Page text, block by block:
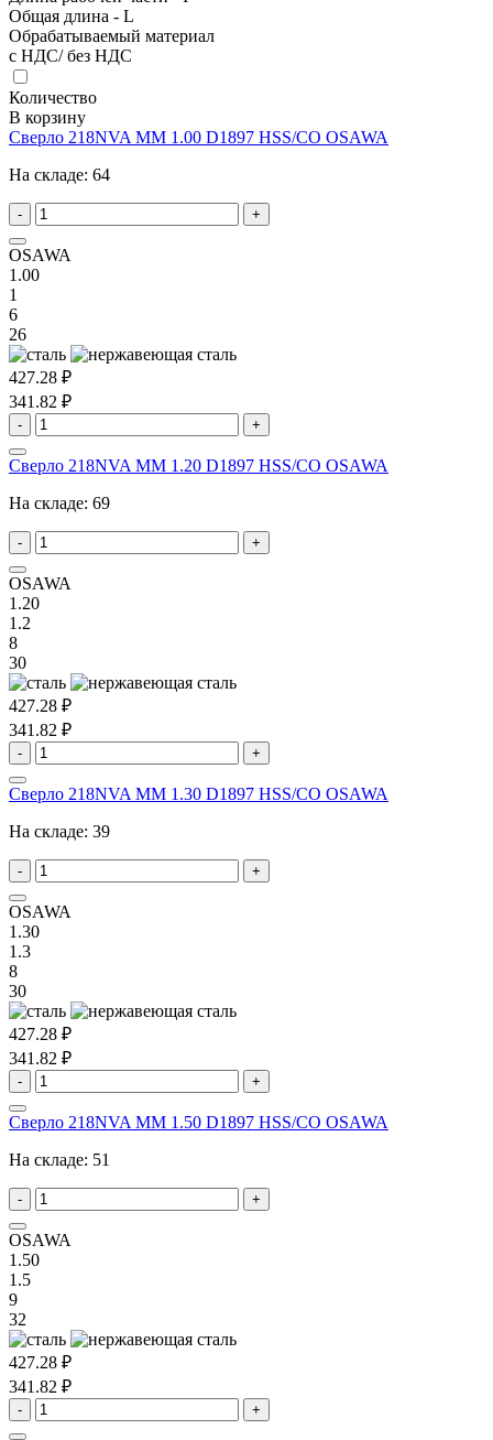
Общая длина - L
Обрабатываемый материал
с НДС/ без НДС
Количество
В корзину
Сверло 218NVA MM 1.00 D1897 HSS/CO OSAWA
На складе: 64
- +
OSAWA
1.00
1
6
26
427.28 ₽
341.82 ₽
- +
Сверло 218NVA MM 1.20 D1897 HSS/CO OSAWA
На складе: 69
- +
OSAWA
1.20
1.2
8
30
427.28 ₽
341.82 ₽
- +
Сверло 218NVA MM 1.30 D1897 HSS/CO OSAWA
На складе: 39
- +
OSAWA
1.30
1.3
8
30
427.28 ₽
341.82 ₽
- +
Сверло 218NVA MM 1.50 D1897 HSS/CO OSAWA
На складе: 51
- +
OSAWA
1.50
1.5
9
32
427.28 ₽
341.82 ₽
- +